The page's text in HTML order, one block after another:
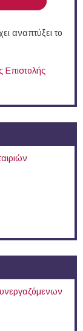
αναπτύξει το
Επιστολής